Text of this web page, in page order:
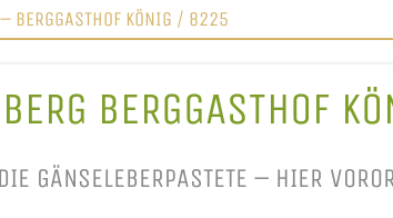
BERGGASTHOF KÖNIG / 8225
BERGGASTHOF
GÄNSELEBERPASTETE – HIER